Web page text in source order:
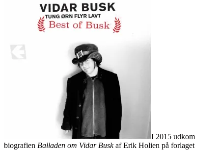
I 2015 udkom
biografien Balladen om Vidar Buskaf Erik Holien på forlaget